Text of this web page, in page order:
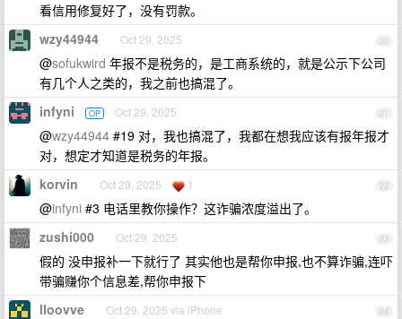
看信用修复好了，没有罚款。
20
wzy44944 Oct 29, 2025
@sofukwird 年报不是税务的，是工商系统的，就是公示下公司
有几个人之类的，我之前也搞混了。
21
infyni OP Oct 29, 2025
@wzy44944 #19 对，我也搞混了，我都在想我应该有报年报才
对，想定才知道是税务的年报。
22
korvin Oct 29, 2025 1
@infyni #3 电话里教你操作？这诈骗浓度溢出了。
23
zushi000 Oct 29, 2025
假的 没申报补一下就行了 其实他也是帮你申报,也不算诈骗,连吓
带骗赚你个信息差,帮你申报下
24
lloovve Oct 29, 2025 via iPhone